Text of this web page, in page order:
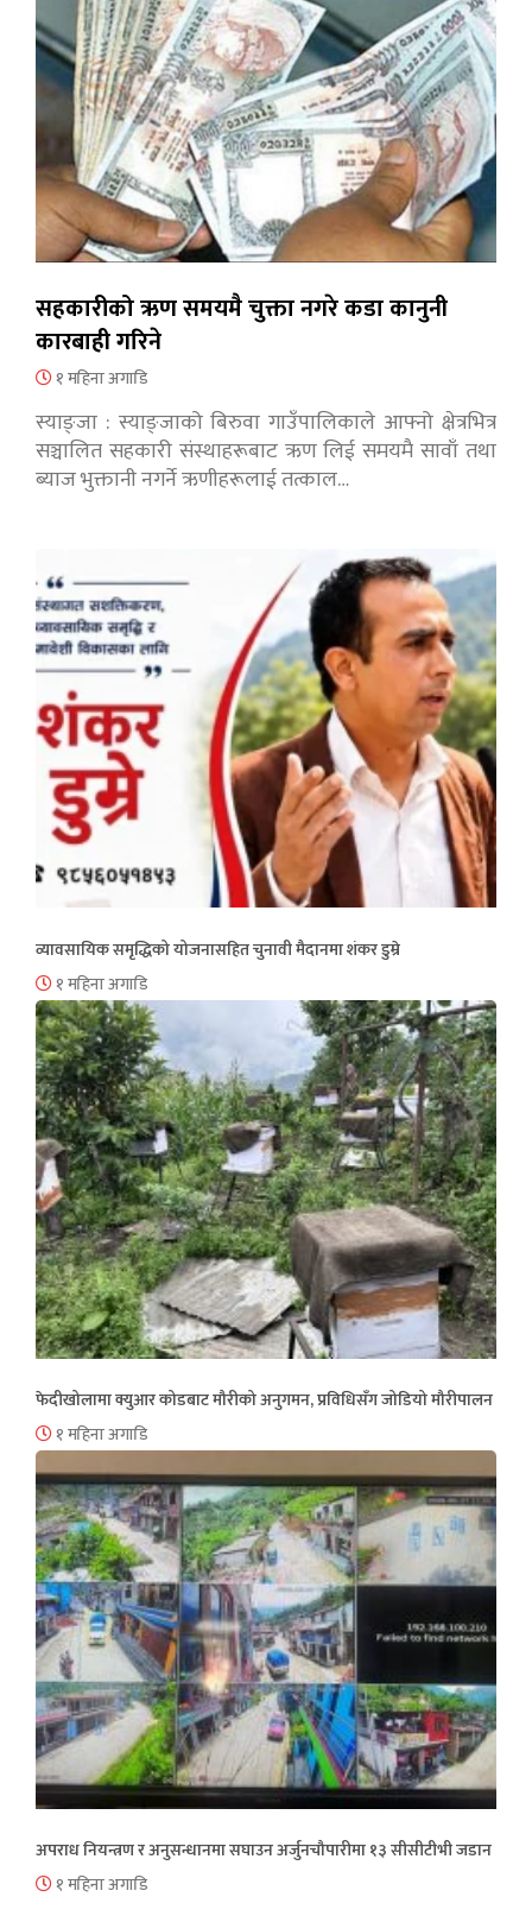
सहकारीको ऋण समयमै चुक्ता नगरे कडा कानुनी
कारबाही गरिने
१ महिना अगाडि
स्याङ्जा : स्याङ्जाको बिरुवा गाउँपालिकाले आफ्नो क्षेत्रभित्र
सञ्चालित सहकारी संस्थाहरूबाट ऋण लिई समयमै सावाँ तथा
ब्याज भुक्तानी नगर्ने ऋणीहरूलाई तत्काल…
व्यावसायिक समृद्धिको योजनासहित चुनावी मैदानमा शंकर डुम्रे
१ महिना अगाडि
फेदीखोलामा क्युआर कोडबाट मौरीको अनुगमन, प्रविधिसँग जोडियो मौरीपालन
१ महिना अगाडि
अपराध नियन्त्रण र अनुसन्धानमा सघाउन अर्जुनचौपारीमा १३ सीसीटीभी जडान
१ महिना अगाडि